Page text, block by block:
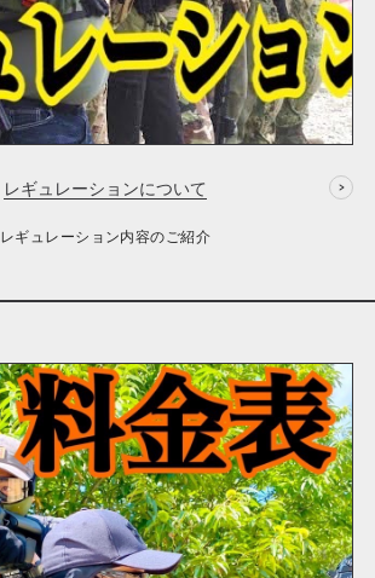
レギュレーションについて
レギュレーション内容のご紹介